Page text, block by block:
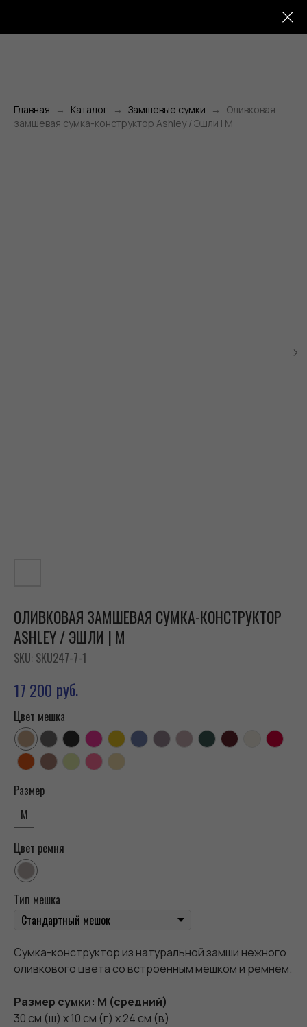
Главная Каталог Замшевые сумки
Оливковая
замшевая сумка-конструктор Ashley / Эшли | M
ОЛИВКОВАЯ ЗАМШЕВАЯ СУМКА-КОНСТРУКТОР
ASHLEY / ЭШЛИ | M
SKU: SKU247-7-1
17 200 руб.
Цвет мешка
Размер
M
Цвет ремня
Тип мешка
Сумка-конструктор из натуральной замши нежного
оливкового цвета со встроенным мешком и ремнем.
Размер сумки: M (средний)
30 см (ш) х 10 см (г) х 24 см (в)